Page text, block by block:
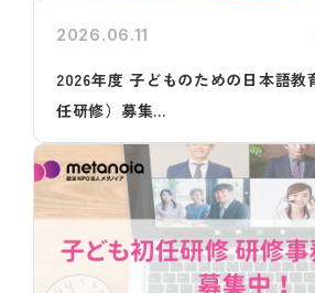
2026.06.11
2026年度 子どものための日本語教
任研修）募集...